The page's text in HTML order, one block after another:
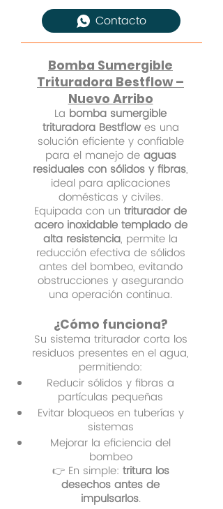
Contacto
Bomba Sumergible
Trituradora Bestflow –
Nuevo Arribo
La bomba sumergible
trituradora Bestflowes una
solución eficiente y confiable
para el manejo de aguas
residuales con sólidos y fibras,
ideal para aplicaciones
domésticas y civiles.
Equipada con un triturador de
acero inoxidable templado de
alta resistencia, permite la
reducción efectiva de sólidos
antes del bombeo, evitando
obstrucciones y asegurando
una operación continua.
¿Cómo funciona?
Su sistema triturador corta los
residuos presentes en el agua,
permitiendo:
Reducir sólidos y fibras a
partículas pequeñas
Evitar bloqueos en tuberías y
sistemas
Mejorar la eficiencia del
bombeo
👉 En simple: tritura los
desechos antes de
impulsarlos.